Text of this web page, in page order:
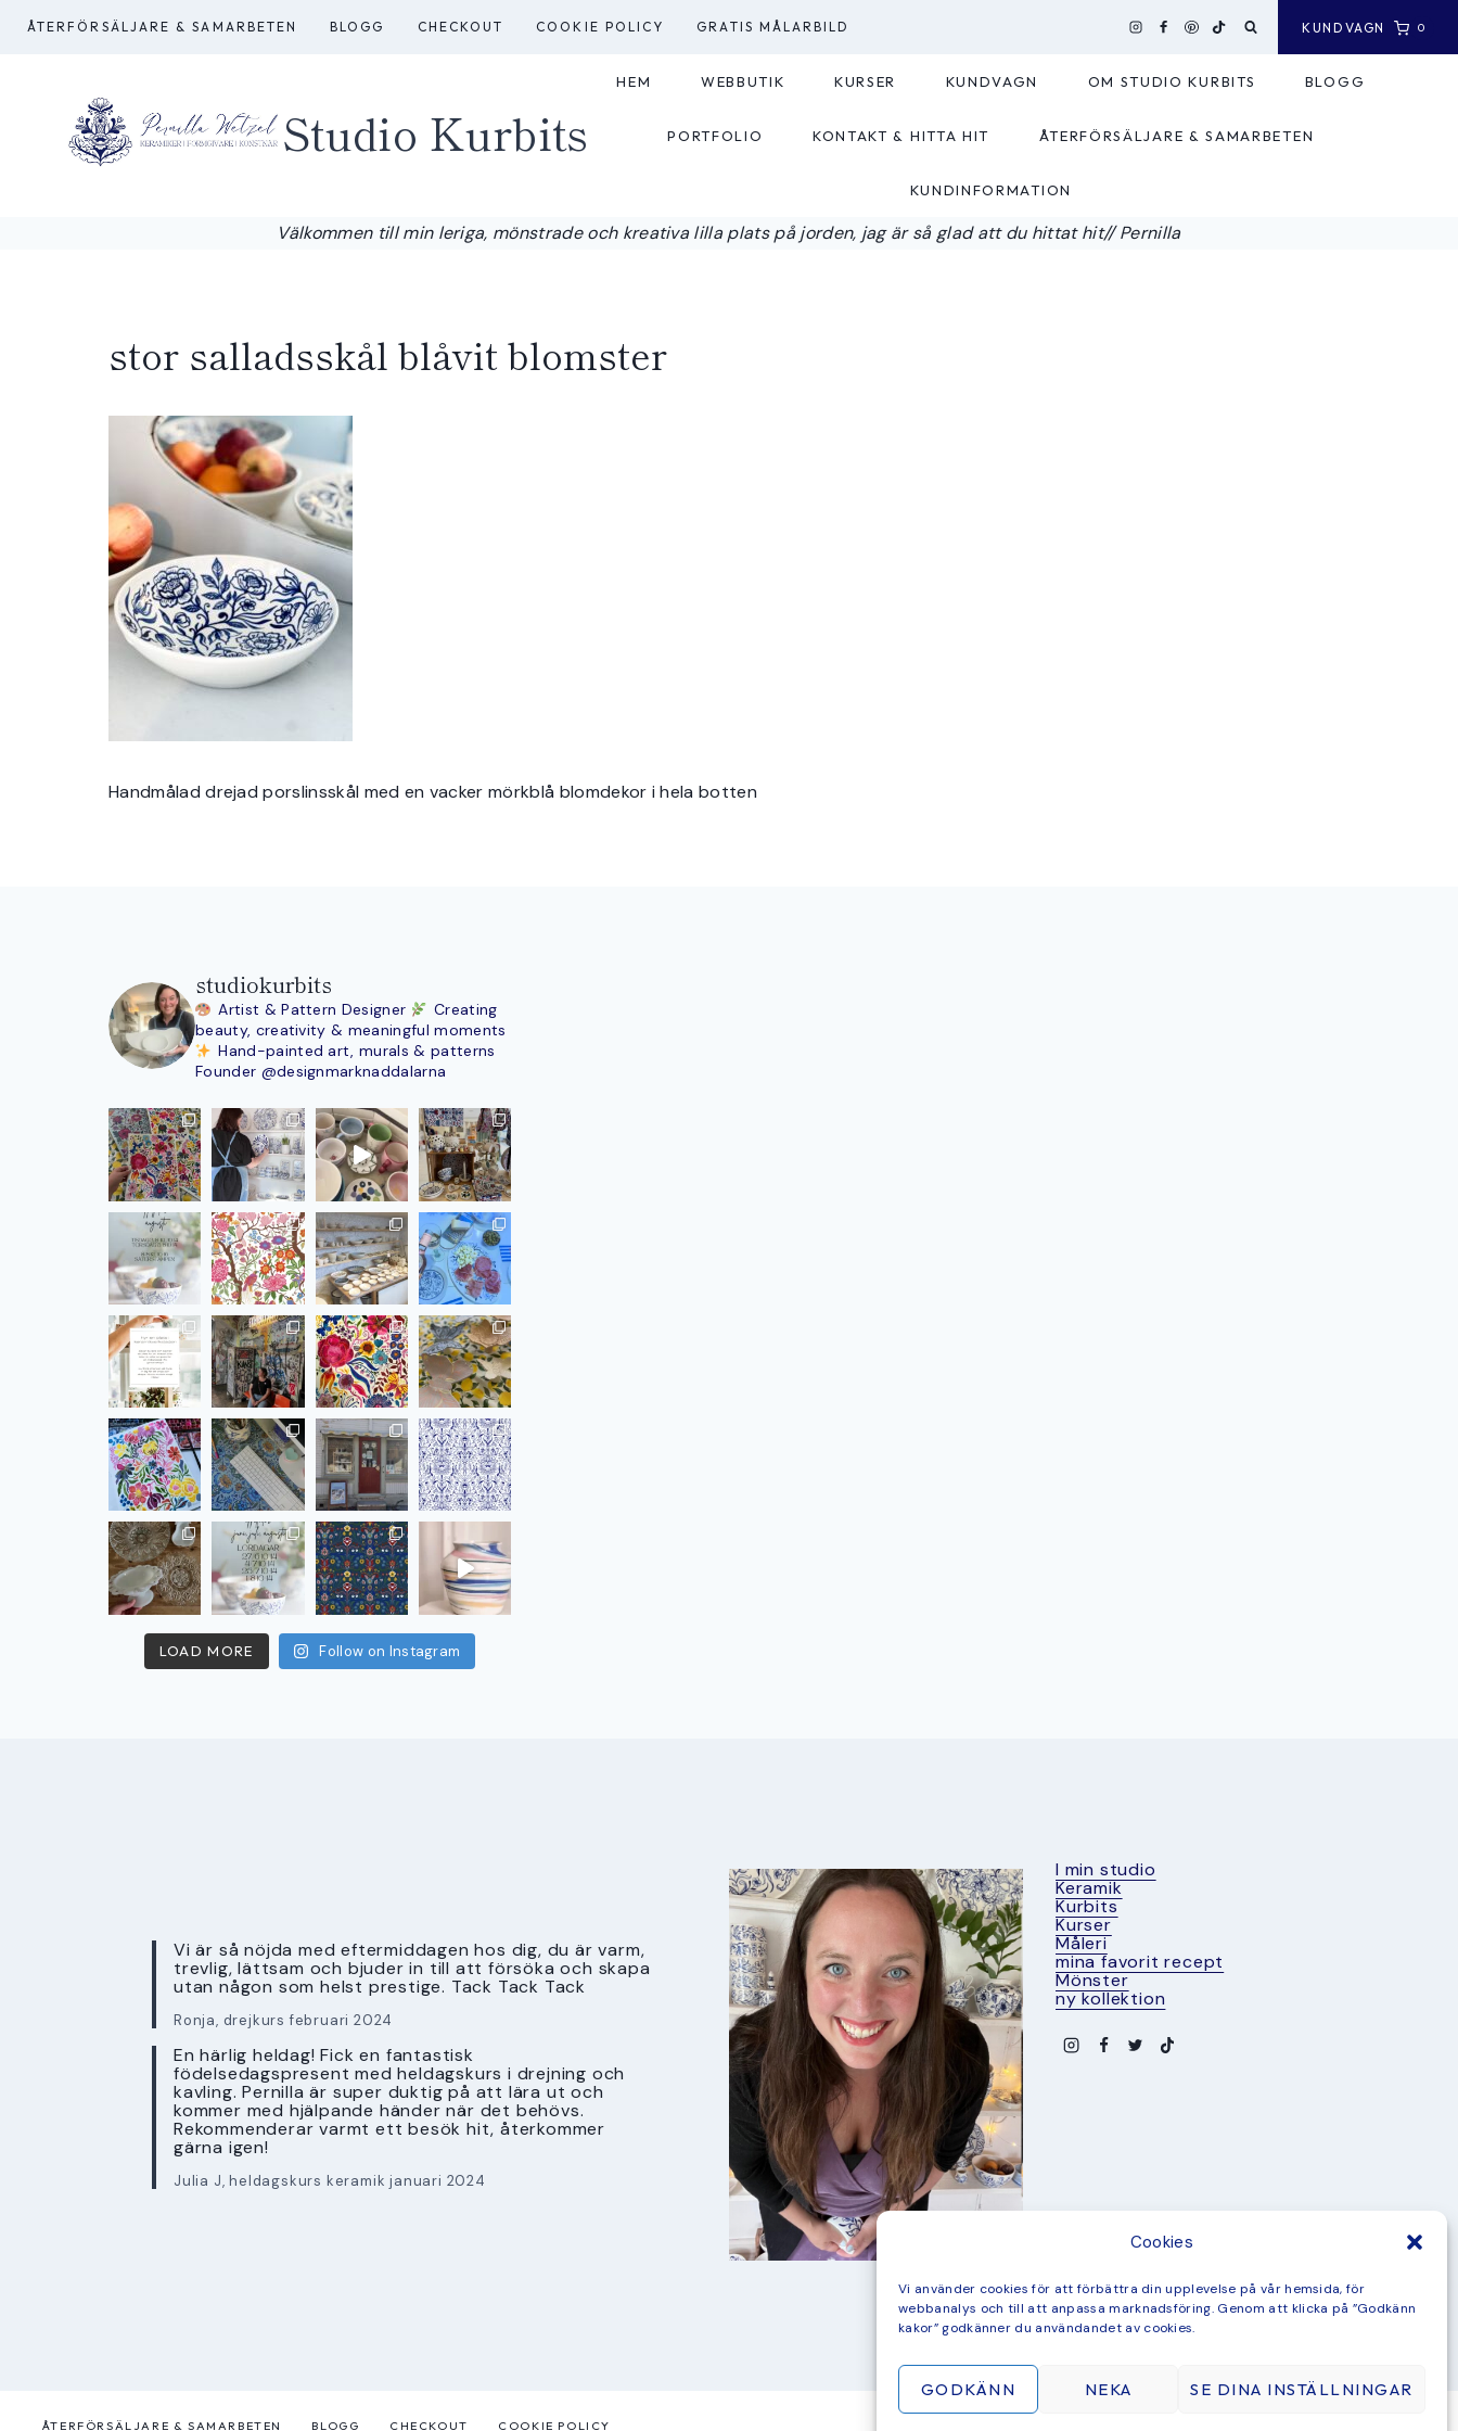
Cookies
Vi använder cookies för att förbättra din upplevelse på vår hemsida, för
webbanalys och till att anpassa marknadsföring. Genom att klicka på ”Godkänn
kakor” godkänner du användandet av cookies.
GODKÄNN NEKA SE DINA INSTÄLLNINGAR
Skip
ÅTERFÖRSÄLJARE & SAMARBETEN BLOGG CHECKOUT COOKIE POLICY GRATIS MÅLARBILD KUNDVAGN 0
Studio Kurbits
HEM WEBBUTIK KURSER KUNDVAGN OM STUDIO KURBITS BLOGG
PORTFOLIO KONTAKT & HITTA HIT ÅTERFÖRSÄLJARE & SAMARBETEN
KUNDINFORMATION
Välkommen till min leriga, mönstrade och kreativa lilla plats på jorden, jag är så glad att du hittat hit// Pernilla
stor salladsskål blåvit blomster
Handmålad drejad porslinsskål med en vacker mörkblå blomdekor i hela botten
studiokurbits
Artist & Pattern Designer
Creating
beauty, creativity & meaningful moments
Hand-painted art, murals & patterns
Founder @designmarknaddalarna
LOAD MORE Follow on Instagram
Vi är så nöjda med eftermiddagen hos dig, du är varm,
trevlig, lättsam och bjuder in till att försöka och skapa
utan någon som helst prestige. Tack Tack Tack
Ronja, drejkurs februari 2024
En härlig heldag! Fick en fantastisk
födelsedagspresent med heldagskurs i drejning och
kavling. Pernilla är super duktig på att lära ut och
kommer med hjälpande händer när det behövs.
Rekommenderar varmt ett besök hit, återkommer
gärna igen!
Julia J, heldagskurs keramik januari 2024
I min studio
Keramik
Kurbits
Kurser
Måleri
mina favorit recept
Mönster
ny kollektion
ÅTERFÖRSÄLJARE & SAMARBETEN BLOGG CHECKOUT COOKIE POLICY